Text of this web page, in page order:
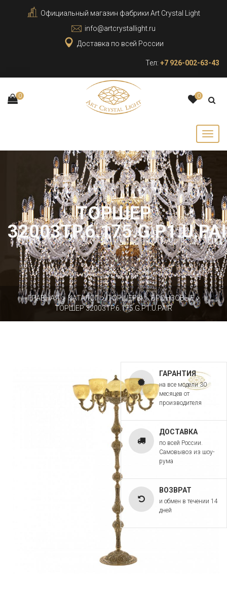
Официальный магазин фабрики Art Crystal Light
info@artcrystallight.ru
Доставка по всей России
Тел: +7 926-002-63-43
0 0
ТОРШЕР
ГЛАВНАЯ КАТАЛОГ ТОРШЕРЫ
БРОНЗОВЫЕ
ТОРШЕР 32003TP.6.175.G.P1.U.PAIR
ГАРАНТИЯ
на все модели 30
месяцев от
производителя
ДОСТАВКА
по всей России.
Самовывоз из шоу-
рума
ВОЗВРАТ
и обмен в течении 14
дней